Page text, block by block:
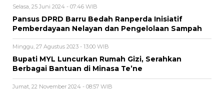
Selasa, 25 Juni 2024 - 07:46 WIB
Pansus DPRD Barru Bedah Ranperda Inisiatif
Pemberdayaan Nelayan dan Pengelolaan Sampah
Minggu, 27 Agustus 2023 - 13:00 WIB
Bupati MYL Luncurkan Rumah Gizi, Serahkan
Berbagai Bantuan di Minasa Te’ne
Jumat, 22 November 2024 - 08:57 WIB